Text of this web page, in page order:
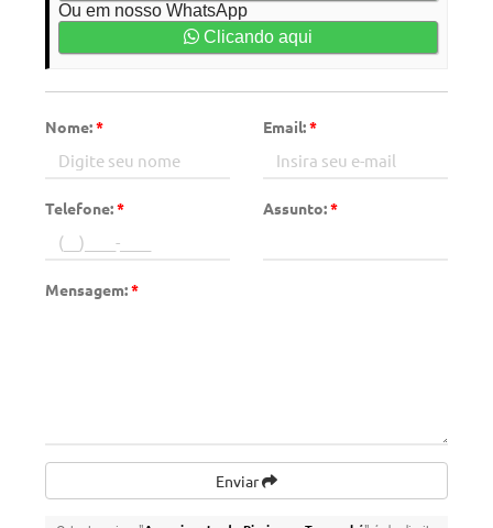
Ou em nosso WhatsApp
Clicando aqui
Nome:* Email:*
Telefone:* Assunto:*
Mensagem:*
Enviar